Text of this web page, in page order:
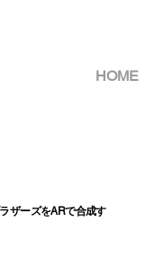
HOME
ザーズをARで合成す